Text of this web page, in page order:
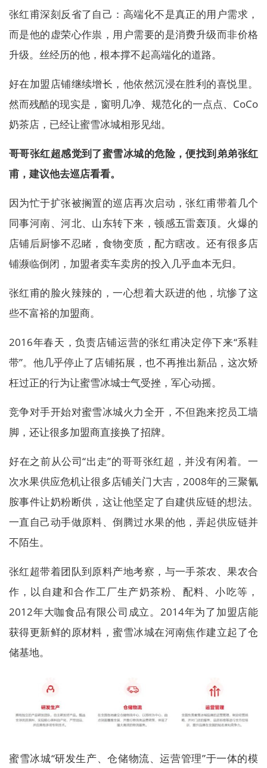
张红甫深刻反省了自己：高端化不是真正的用户需求，
而是他的虚荣心作祟，用户需要的是消费升级而非价格
升级。丝经历的他，根本撑不起高端化的道路。
好在加盟店铺继续增长，他依然沉浸在胜利的喜悦里。
然而残酷的现实是，窗明几净、规范化的一点点、CoCo
奶茶店，已经让蜜雪冰城相形见绌。
哥哥张红超感觉到了蜜雪冰城的危险，便找到弟弟张红
甫，建议他去巡店看看。
因为忙于扩张被搁置的巡店再次启动，张红甫带着几个
同事河南、河北、山东转下来，顿感五雷轰顶。火爆的
店铺后厨惨不忍睹，食物变质，配方瞎改。还有很多店
铺濒临倒闭，加盟者卖车卖房的投入几乎血本无归。
张红甫的脸火辣辣的，一心想着大跃进的他，坑惨了这
些不富裕的加盟商。
2016年春天，负责店铺运营的张红甫决定停下来“系鞋
带”。他几乎停止了店铺拓展，也不再推出新品，这次矫
枉过正的行为让蜜雪冰城士气受挫，军心动摇。
竞争对手开始对蜜雪冰城火力全开，不但跑来挖员工墙
脚，还让很多加盟商直接换了招牌。
好在之前从公司“出走”的哥哥张红超，并没有闲着。一
次水果供应危机让很多店铺关门大吉，2008年的三聚氰
胺事件让奶粉断供，这让他坚定了自建供应链的想法。
一直自己动手做原料、倒腾过水果的他，弄起供应链并
不陌生。
张红超带着团队到原料产地考察，与一手茶农、果农合
作，以自建和合作工厂生产奶茶粉、配料、小吃等，
2012年大咖食品有限公司成立。2014年为了加盟店能
获得更新鲜的原材料，蜜雪冰城在河南焦作建立起了仓
储基地。
蜜雪冰城“研发生产、仓储物流、运营管理”于一体的模